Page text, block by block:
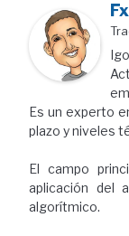
Es un experto
plazo y niveles
El campo
aplicación del
algorítmico.